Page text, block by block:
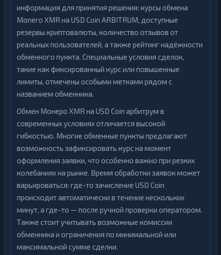
информация для принятия решения: курсы обмена
Monero XMR на USD Coin ARBITRUM, доступные
резервы криптовалюты, количество отзывов от
реальных пользователей, а также рейтинг надёжности
обменного пункта. Специальные условия сделок,
такие как фиксированный курс или повышенные
лимиты, отмечены особыми метками рядом с
названием обменника.
Обмен Монеро XMR на USD Coin арбитрум в
современных условиях отличается высокой
гибкостью. Многие обменные пункты предлагают
возможность зафиксировать курс на момент
оформления заявки, что особенно важно при резких
колебаниях на рынке. Время обработки заявок может
варьироваться: где-то зачисление USD Coin
происходит автоматически в течение нескольких
минут, а где-то — после ручной проверки оператором.
Также стоит учитывать возможные комиссии
обменника и ограничения по минимальной или
максимальной сумме сделки.